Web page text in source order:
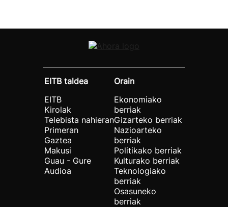
EITB taldea
EITB
Kirolak
Telebista nahieran
Primeran
Gaztea
Makusi
Guau - Gure
Audioa
Orain
Ekonomiako
berriak
Gizarteko berriak
Nazioarteko
berriak
Politikako berriak
Kulturako berriak
Teknologiako
berriak
Osasuneko
berriak